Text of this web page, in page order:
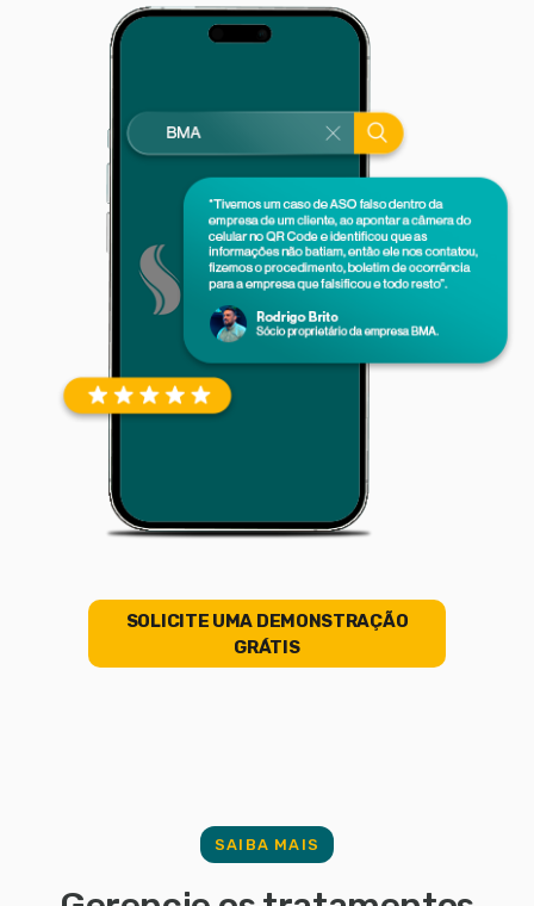
SOLICITE UMA DEMONSTRAÇÃO
GRÁTIS
SAIBA MAIS